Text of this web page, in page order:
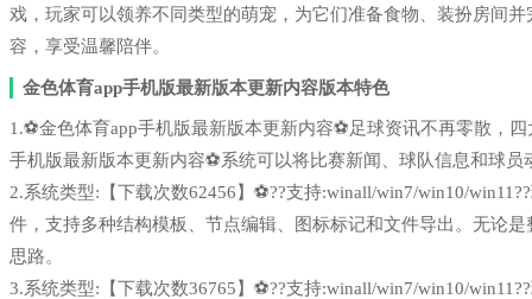
戏，玩家可以领养不同类型的萌宠，为它们准备食物、装扮房间
容，享受温馨陪伴。
金色体育app手机版最新版本更新内容版本特色
1.⚽金色体育app手机版最新版本更新内容⚽足球资讯不再零散，
手机版最新版本更新内容⚽系统可以将比赛新闻、球队信息和球
2.系统类型:【下载次数62456】⚽??支持:winall/win7/win10/
件，支持多种结构模板、节点编辑、图标标记和文件导出。无论
思路。
3.系统类型:【下载次数36765】⚽??支持:winall/win7/win10/